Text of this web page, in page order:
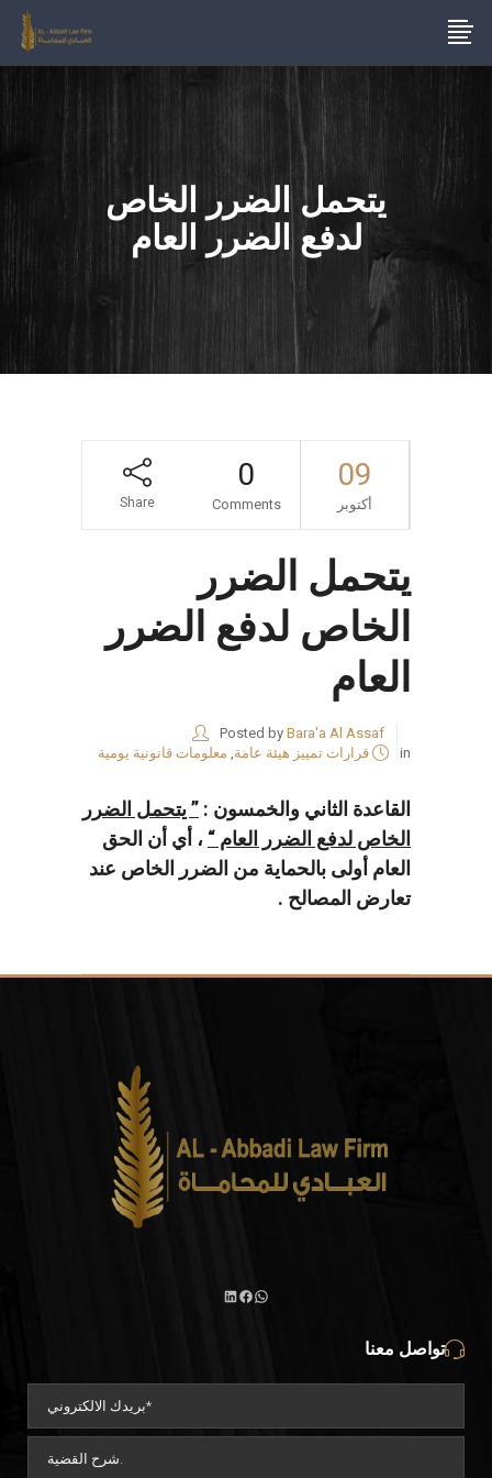
يتحمل الضرر الخاص
لدفع الضرر العام
09
أكتوبر
0
Comments
Share
يتحمل الضرر
الخاص لدفع الضرر
العام
Posted by Bara'a Al Assaf
in
قرارات تمييز هيئة عامة, معلومات قانونية يومية
القاعدة الثاني والخمسون : ” يتحمل الضرر
الخاص لدفع الضرر العام “ ، أي أن الحق
العام أولى بالحماية من الضرر الخاص عند
تعارض المصالح .
تواصل معنا